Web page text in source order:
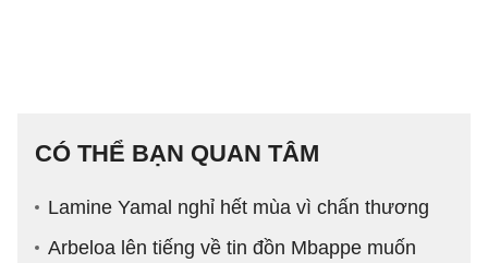
CÓ THỂ BẠN QUAN TÂM
Lamine Yamal nghỉ hết mùa vì chấn thương
Arbeloa lên tiếng về tin đồn Mbappe muốn